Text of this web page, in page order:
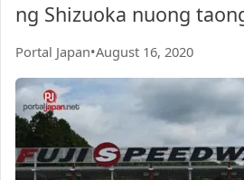
ng Shizuoka nuong
Portal Japan•August 16, 2020